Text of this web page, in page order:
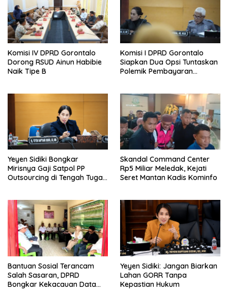
Komisi IV DPRD Gorontalo
Dorong RSUD Ainun Habibie
Naik Tipe B
Komisi I DPRD Gorontalo
Siapkan Dua Opsi Tuntaskan
Polemik Pembayaran
Yeyen Sidiki Bongkar
Mirisnya Gaji Satpol PP
Outsourcing di Tengah Tugas
Skandal Command Center
Rp5 Miliar Meledak, Kejati
Seret Mantan Kadis Kominfo
Bantuan Sosial Terancam
Salah Sasaran, DPRD
Bongkar Kekacauan Data
Yeyen Sidiki: Jangan Biarkan
Lahan GORR Tanpa
Kepastian Hukum